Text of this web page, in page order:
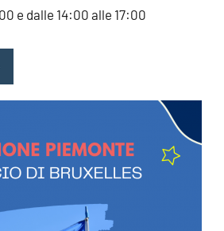
e dalle 14:00 alle 17:00